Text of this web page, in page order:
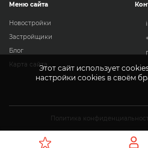
Меню сайта
Новостройки
Застройщики
Блог
Карта сайта
Политика
Этот сайт использует
настройки cookies в своём